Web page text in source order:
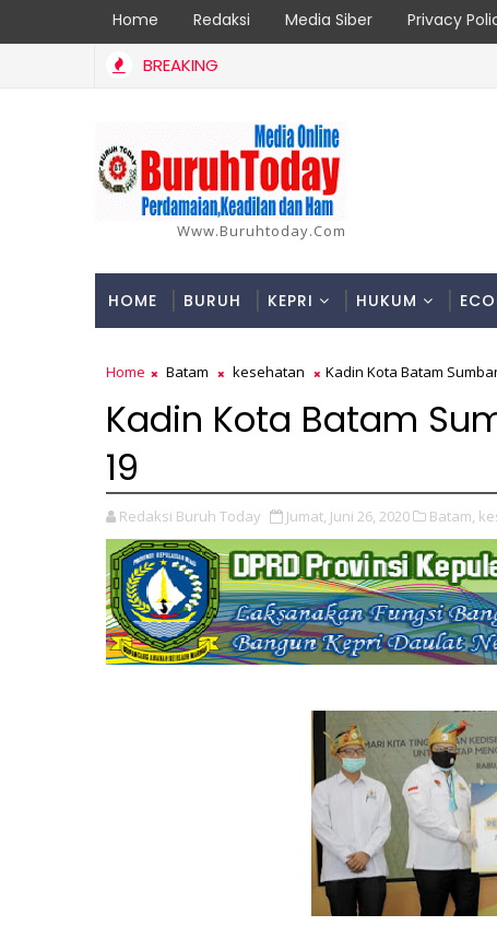
Home Redaksi Media Siber Privacy
BREAKING
Www.buruhtoday.com
HOME BURUH KEPRI HUKUM
Home Batam kesehatan Kadin Kota Batam
Kadin Kota Batam
19
Redaksi Buruh Today Jumat, Juni 26, 2020 Batam,